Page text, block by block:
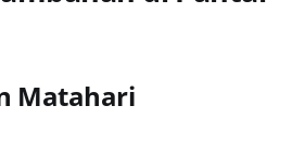
Matahari